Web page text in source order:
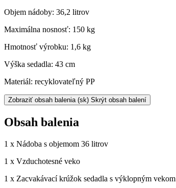
Objem nádoby: 36,2 litrov
Maximálna nosnosť: 150 kg
Hmotnosť výrobku: 1,6 kg
Výška sedadla: 43 cm
Materiál: recyklovateľný PP
Zobraziť obsah balenia (sk) Skrýt obsah balení
Obsah balenia
1 x Nádoba s objemom 36 litrov
1 x Vzduchotesné veko
1 x Zacvakávací krúžok sedadla s výklopným vekom